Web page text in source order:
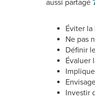
aussi partagé
Éviter
Ne pas
Définir
Évaluer
Investir